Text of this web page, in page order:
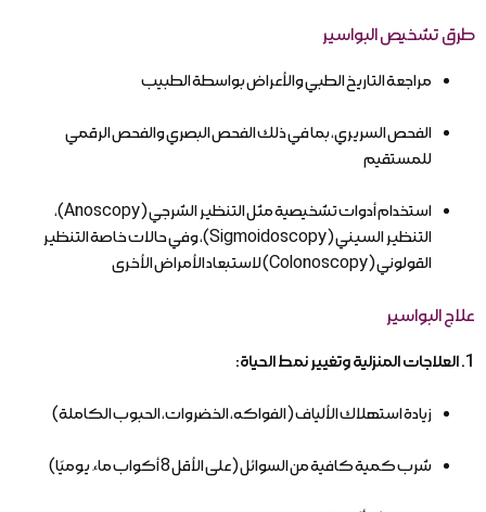
طرق تشخيص البواسير
مراجعة التاريخ الطبي والأعراض بواسطة الطبيب
الفحص السريري، بما في ذلك الفحص البصري والفحص الرقمي
للمستقيم
استخدام أدوات تشخيصية مثل التنظير الشرجي (Anoscopy)،
التنظير السيني (Sigmoidoscopy)، وفي حالات خاصة التنظير
القولوني (Colonoscopy) لاستبعاد الأمراض الأخرى
علاج البواسير
1. العلاجات المنزلية وتغيير نمط الحياة:
زيادة استهلاك الألياف (الفواكه، الخضروات، الحبوب الكاملة)
شرب كمية كافية من السوائل (على الأقل 8 أكواب ماء يوميًا)